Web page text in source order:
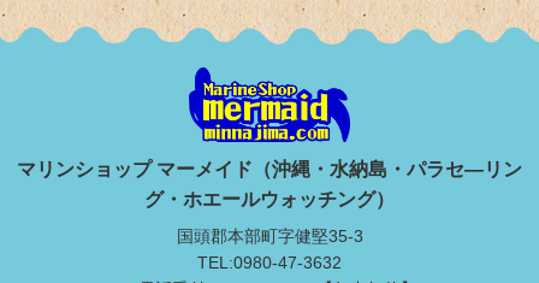
マリンショップ マーメイド（沖縄・水納島・パラセ―リン
グ・ホエールウォッチング）
国頭郡本部町字健堅35-3
TEL:0980-47-3632